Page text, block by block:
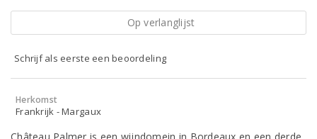
Op verlanglijst
Schrijf als eerste een beoordeling
Herkomst
Frankrijk - Margaux